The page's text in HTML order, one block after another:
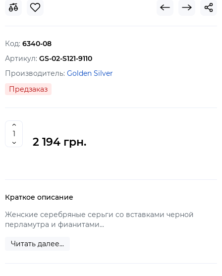
Код: 6340-08
Артикул: GS-02-S121-9110
Производитель: Golden Silver
Предзаказ
2 194 грн.
Краткое описание
Женские серебряные серьги со вставками черной
перламутра и фианитами...
Читать далее...